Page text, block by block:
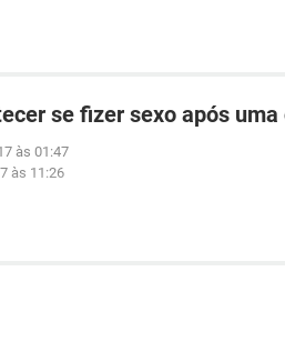
se fizer sexo após
às 01:47
às 11:26